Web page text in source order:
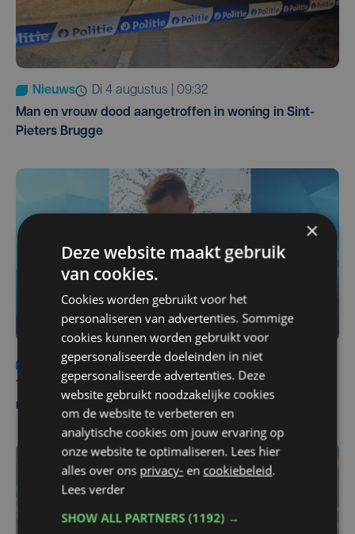
Nieuws
di 4 augustus | 09:32
Man en vrouw dood aangetroffen in woning in Sint-
Pieters Brugge
Nieuws
do 6 augustus | 21:30
Yaro (19), slachtoffer van vechtpartij, is na
maandenlange coma overleden
×
Deze website maakt gebruik
van cookies.
Cookies worden gebruikt voor het
personaliseren van advertenties. Sommige
cookies kunnen worden gebruikt voor
gepersonaliseerde doeleinden in niet
gepersonaliseerde advertenties. Deze
website gebruikt noodzakelijke cookies
om de website te verbeteren en
analytische cookies om jouw ervaring op
onze website te optimaliseren. Lees hier
alles over ons privacy- en cookiebeleid.
Lees verder
SHOW ALL PARTNERS(1192) →